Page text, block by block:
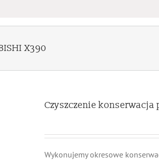
X390
Czyszczenie konserwacja
Wykonujemy okresowe